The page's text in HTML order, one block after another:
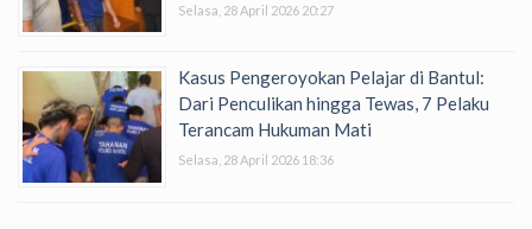
Selasa, 28 April 2026 20:27
Kasus Pengeroyokan Pelajar di Bantul:
Dari Penculikan hingga Tewas, 7 Pelaku
Terancam Hukuman Mati
Selasa, 28 April 2026 18:36